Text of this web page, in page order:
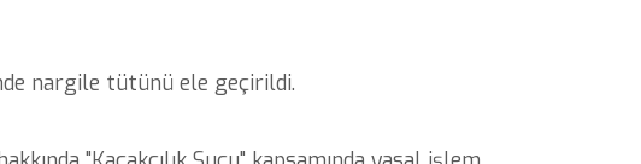
nargile tütünü ele geçirildi.